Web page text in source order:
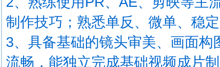
制作技巧；熟悉单反、微单、稳
3、具备基础的镜头审美、画面
流畅，能独立完成基础视频成片